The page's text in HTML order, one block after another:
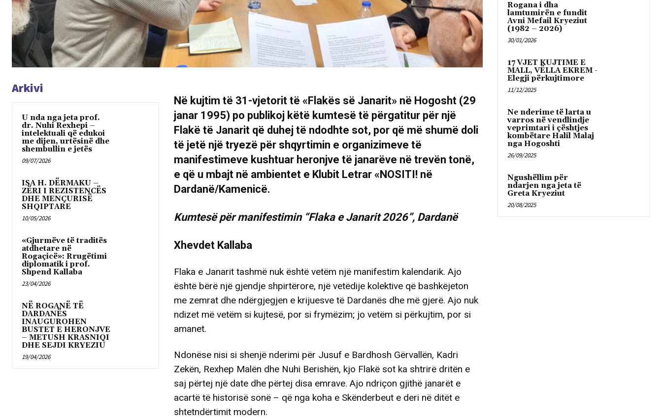
Arkivi
U nda nga jeta prof.
dr. Nuhi Rexhepi –
intelektuali që edukoi
me dijen, urtësinë dhe
shembullin e jetës
09/07/2026
ISA H. DËRMAKU –
ZËRI I REZISTENCËS
DHE MENÇURISË
SHQIPTARE
10/05/2026
«Gjurmëve të traditës
atdhetare në
Rogaçicë»: Rrugëtimi
diplomatik i prof.
Shpend Kallaba
23/04/2026
NË ROGANË TË
DARDANËS
INAUGUROHEN
BUSTET E HERONJVE
– METUSH KRASNIQI
DHE SEJDI KRYEZIU
19/04/2026
Në kujtim të 31-vjetorit të «Flakës së Janarit» në Hogosht (29
janar 1995) po publikoj këtë kumtesë të përgatitur për një
Flakë të Janarit që duhej të ndodhte sot, por që më shumë doli
të jetë një tryezë për shqyrtimin e organizimeve të
manifestimeve kushtuar heronjve të janarëve në trevën tonë,
e që u mbajt në ambientet e Klubit Letrar «NOSITI! në
Dardanë/Kamenicë.
Kumtesë për manifestimin “Flaka e Janarit 2026”, Dardanë
Xhevdet Kallaba
Flaka e Janarit tashmë nuk është vetëm një manifestim kalendarik. Ajo
është bërë një gjendje shpirtërore, një vetëdije kolektive që bashkëjeton
me zemrat dhe ndërgjegjen e krijuesve të Dardanës dhe më gjerë. Ajo nuk
ndizet më vetëm si kujtesë, por si frymëzim; jo vetëm si përkujtim, por si
amanet.
Ndonëse nisi si shenjë nderimi për Jusuf e Bardhosh Gërvallën, Kadri
Zekën, Rexhep Malën dhe Nuhi Berishën, kjo Flakë sot ka shtrirë dritën e
saj përtej një date dhe përtej disa emrave. Ajo ndriçon gjithë janarët e
acartë të historisë sonë – që nga koha e Skënderbeut e deri në ditët e
shtetndërtimit modern.
Rogana i dha
lamtumirën e fundit
Avni Mefail Kryeziut
(1982 – 2026)
30/01/2026
17 VJET KUJTIME E
MALL, VËLLA EKREM -
Elegji përkujtimore
11/12/2025
Ne nderime të larta u
varros në vendlindje
veprimtari i çështjes
kombëtare Halil Malaj
nga Hogoshti
26/09/2025
Ngushëllim për
ndarjen nga jeta të
Greta Kryeziut
20/08/2025